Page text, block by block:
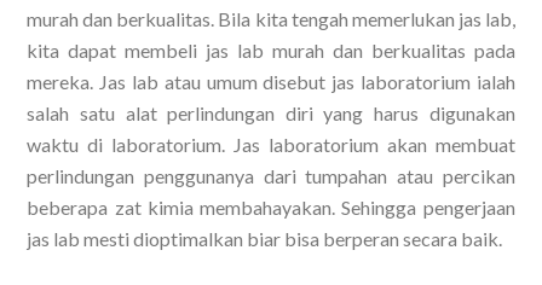
murah dan berkualitas. Bila kita tengah memerlukan jas lab,
kita dapat membeli jas lab murah dan berkualitas pada
mereka. Jas lab atau umum disebut jas laboratorium ialah
salah satu alat perlindungan diri yang harus digunakan
waktu di laboratorium. Jas laboratorium akan membuat
perlindungan penggunanya dari tumpahan atau percikan
beberapa zat kimia membahayakan. Sehingga pengerjaan
jas lab mesti dioptimalkan biar bisa berperan secara baik.